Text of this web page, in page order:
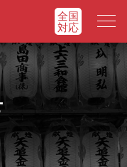
HOME
ADVATAGE
CHOCHIN